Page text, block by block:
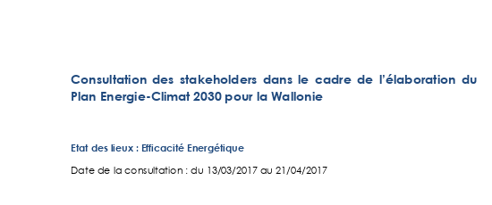
Consultation des stakeholders dans le cadre de l’élaboration du
Plan Energie-Climat 2030 pour la Wallonie
Etat des lieux : Efficacité Energétique
Date de la consultation : du 13/03/2017 au 21/04/2017